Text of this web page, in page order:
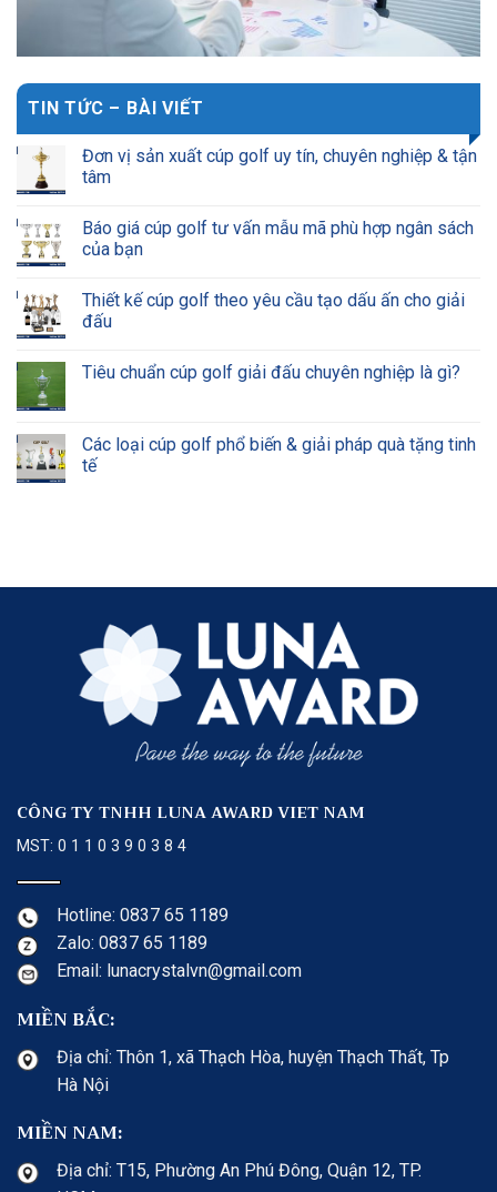
TIN TỨC – BÀI VIẾT
Đơn vị sản xuất cúp golf uy tín, chuyên nghiệp & tận
tâm
Báo giá cúp golf tư vấn mẫu mã phù hợp ngân sách
của bạn
Thiết kế cúp golf theo yêu cầu tạo dấu ấn cho giải
đấu
Tiêu chuẩn cúp golf giải đấu chuyên nghiệp là gì?
Các loại cúp golf phổ biến & giải pháp quà tặng tinh
tế
CÔNG TY TNHH LUNA AWARD VIET NAM
MST: 0 1 1 0 3 9 0 3 8 4
Hotline: 0837 65 1189
Zalo: 0837 65 1189
Email: lunacrystalvn@gmail.com
MIỀN BẮC:
Địa chỉ: Thôn 1, xã Thạch Hòa, huyện Thạch Thất, Tp
Hà Nội
MIỀN NAM:
Địa chỉ: T15, Phường An Phú Đông, Quận 12, TP.